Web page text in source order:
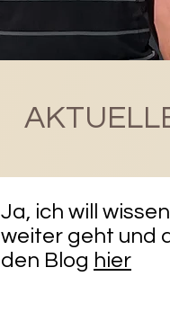
Ja, ich will
weiter geht und
den Blog hier